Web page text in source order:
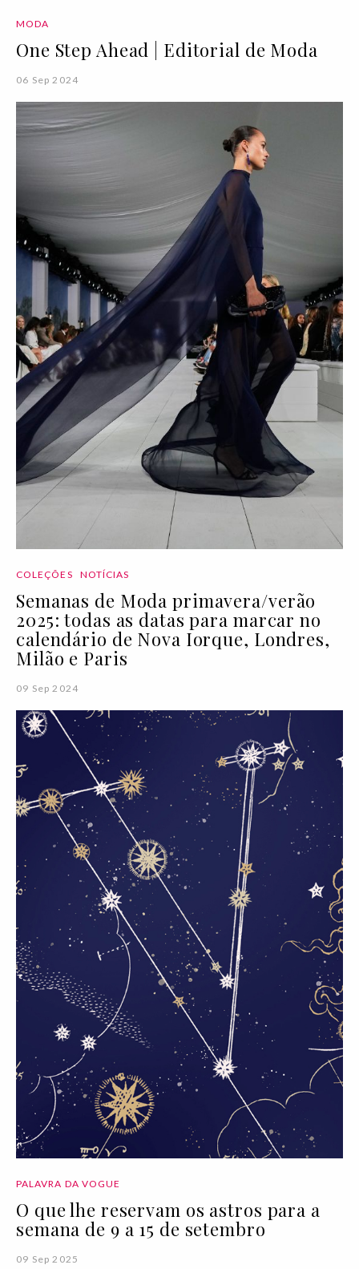
MODA
One Step Ahead | Editorial de Moda
06 Sep 2024
COLEÇÕES NOTÍCIAS
Semanas de Moda primavera/verão
2025: todas as datas para marcar no
calendário de Nova Iorque, Londres,
Milão e Paris
09 Sep 2024
PALAVRA DA VOGUE
O que lhe reservam os astros para a
semana de 9 a 15 de setembro
09 Sep 2025